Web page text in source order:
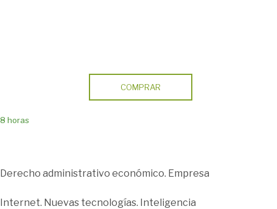
horas
COMPRAR
Derecho administrativo económico. Empresa
Internet. Nuevas tecnologías. Inteligencia